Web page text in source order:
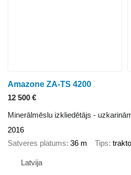
Amazone ZA-TS 4200
12 500 €
Minerālmēslu izkliedētājs -
2016
Satveres platums 36 m Tips
Latvija